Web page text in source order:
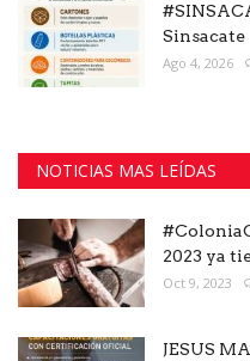
Sinsacate
Ago 4, 2026
NOTICIAS MAS LEÍDAS
2023 ya
Oct 9, 2023
JESUS